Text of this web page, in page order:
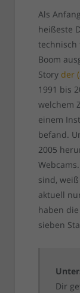
Als
heißeste
technisch
Boom
Story der
1991 bis
welchem
einem
befand.
2005
sind,
aktuell
haben
sieben
Dir